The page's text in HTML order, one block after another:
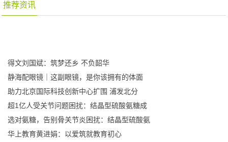
推荐资讯
得文刘国斌：筑梦还乡 不负韶华
静海配眼镜｜这副眼镜，是你该拥有的体面
助力北京国际科技创新中心扩围 浦发北分
超1亿人受关节问题困扰：结晶型硫酸氨糖成
选对氨糖，告别骨关节炎困扰：结晶型硫酸氨
华上教育黄进娟：以爱筑就教育初心